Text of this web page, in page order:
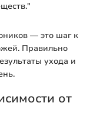
— это шаг к
Правильно
ухода и
от